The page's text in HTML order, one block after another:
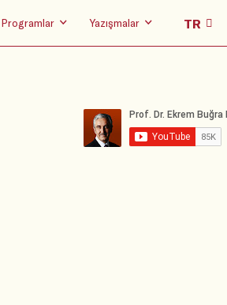
Programlar Yazışmalar